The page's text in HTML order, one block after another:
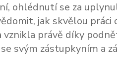
ohlédnutí se za
jak skvělou práci
vznikla právě díky
svým zástupkyním a